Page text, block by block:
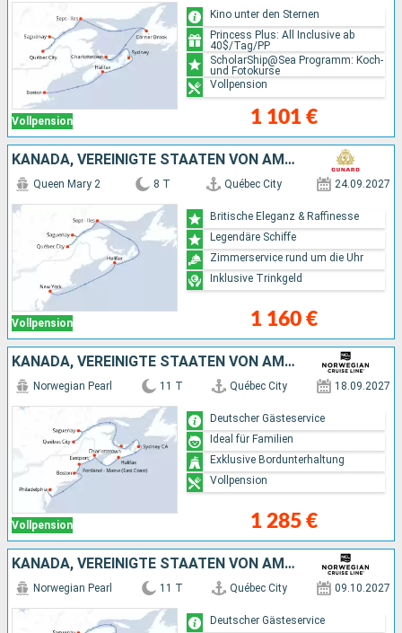
Vollpension 1 101 €
Kino unter den Sternen
Princess Plus: All Inclusive ab
40$/Tag/PP
ScholarShip@Sea Programm: Koch-
und Fotokurse
Vollpension
KANADA, VEREINIGTE STAATEN VON AMERIKA
Vollpension
Queen Mary 2 8 T Québec City 24.09.2027
1 160 €
Britische Eleganz & Raffinesse
Legendäre Schiffe
Zimmerservice rund um die Uhr
Inklusive Trinkgeld
KANADA, VEREINIGTE STAATEN VON AMERIKA
Vollpension
Norwegian Pearl 11 T Québec City 18.09.2027
1 285 €
Deutscher Gästeservice
Ideal für Familien
Exklusive Bordunterhaltung
Vollpension
KANADA, VEREINIGTE STAATEN VON AMERIKA
Norwegian Pearl 11 T Québec City 09.10.2027
Deutscher Gästeservice